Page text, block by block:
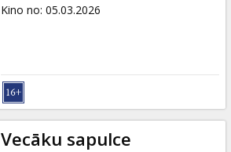
Kino no: 05.03.2026
Vecāku sapulce